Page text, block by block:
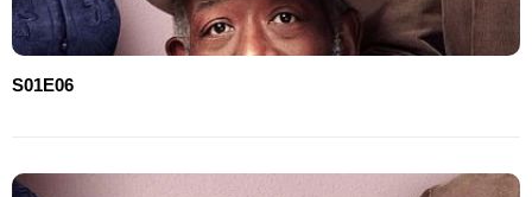
S01E06